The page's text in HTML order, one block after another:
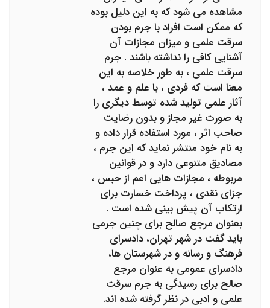
مشاهده می شود که به این دلیل بوده
که ممکن است افراد با جرم بودن
سرقت علمی و میزان مجازات آن
آشنایی کافی را نداشته باشند . جرم
سرقت علمی ، به طور خلاصه به این
معنا است که فردی ، با علم و عمد ،
آثار علمی تولید شده توسط دیگری را
به صورت غیر مجاز و بدون رضایت
صاحب اثر ، مورد استفاده قرار داده و
به نام خود منتشر نماید که این جرم ،
مصادیق متنوعی دارد و در قوانین
مربوطه ، مجازات هایی اعم از حبس ،
جزای نقدی ، پرداخت خسارت برای
ارتکاب آن پیش بینی شده است .
بعنوان مرجع صالح برای چنین جرمی
باید گفت در شهر تهران، دادسرای
فرهنگ و رسانه و در شهرستان ها،
دادسرای عمومی به عنوان مرجع
صالح برای رسیدگی به جرم سرقت
علمی و ادبی در نظر گرفته شده اند.